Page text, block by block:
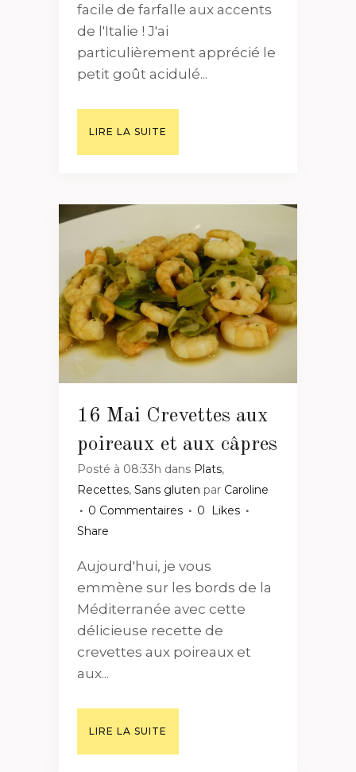
facile de farfalle aux accents
de l'Italie ! J'ai
particulièrement apprécié le
petit goût acidulé...
LIRE LA SUITE
16 Mai Crevettes aux
poireaux et aux câpres
Posté à 08:33h dans Plats,
Recettes, Sans gluten par Caroline
0 Commentaires
0
Likes
Share
Aujourd'hui, je vous
emmène sur les bords de la
Méditerranée avec cette
délicieuse recette de
crevettes aux poireaux et
aux...
LIRE LA SUITE